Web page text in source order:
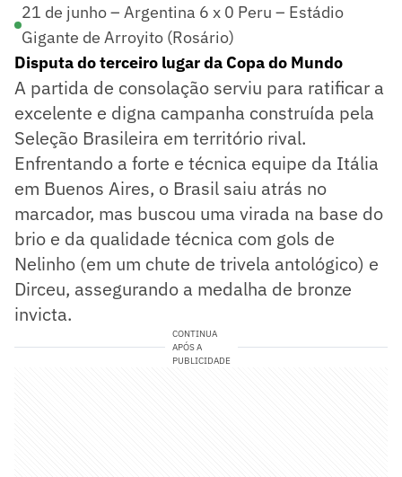
21 de junho – Argentina 6 x 0 Peru – Estádio
Gigante de Arroyito (Rosário)
Disputa do terceiro lugar da Copa do Mundo
A partida de consolação serviu para ratificar a
excelente e digna campanha construída pela
Seleção Brasileira em território rival.
Enfrentando a forte e técnica equipe da Itália
em Buenos Aires, o Brasil saiu atrás no
marcador, mas buscou uma virada na base do
brio e da qualidade técnica com gols de
Nelinho (em um chute de trivela antológico) e
Dirceu, assegurando a medalha de bronze
invicta.
CONTINUA
APÓS A
PUBLICIDADE